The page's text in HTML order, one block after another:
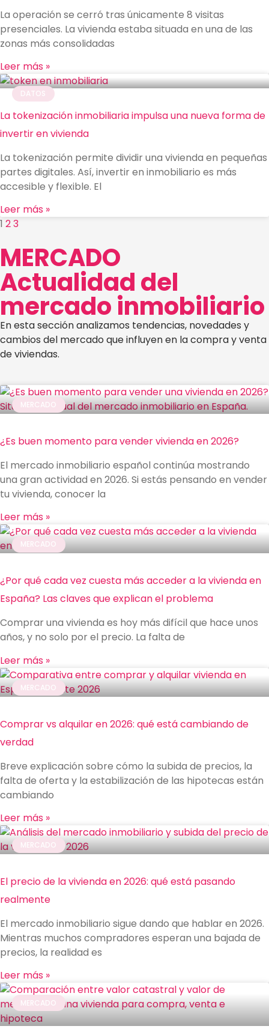
La operación se cerró tras únicamente 8 visitas
presenciales. La vivienda estaba situada en una de las
zonas más consolidadas
Leer más »
DATOS
La tokenización inmobiliaria impulsa una nueva forma de
invertir en vivienda
La tokenización permite dividir una vivienda en pequeñas
partes digitales. Así, invertir en inmobiliario es más
accesible y flexible. El
Leer más »
1 23
MERCADO
Actualidad del
mercadoinmobiliario
En esta sección analizamos tendencias, novedades y
cambios del mercado que influyen en la compra y venta
de viviendas.
MERCADO
¿Es buen momento para vender vivienda en 2026?
El mercado inmobiliario español continúa mostrando
una gran actividad en 2026. Si estás pensando en vender
tu vivienda, conocer la
Leer más »
MERCADO
¿Por qué cada vez cuesta más acceder a la vivienda en
España? Las claves que explican el problema
Comprar una vivienda es hoy más difícil que hace unos
años, y no solo por el precio. La falta de
Leer más »
MERCADO
Comprar vs alquilar en 2026: qué está cambiando de
verdad
Breve explicación sobre cómo la subida de precios, la
falta de oferta y la estabilización de las hipotecas están
cambiando
Leer más »
MERCADO
El precio de la vivienda en 2026: qué está pasando
realmente
El mercado inmobiliario sigue dando que hablar en 2026.
Mientras muchos compradores esperan una bajada de
precios, la realidad es
Leer más »
MERCADO